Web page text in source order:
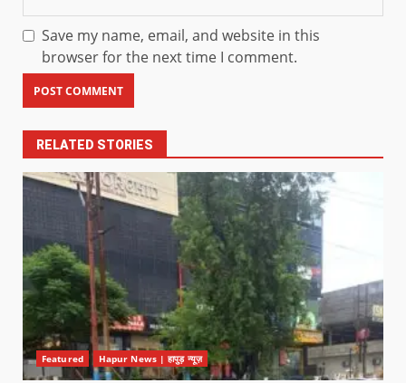
Save my name, email, and website in this
browser for the next time I comment.
RELATED STORIES
Featured Hapur News | हापुड़ न्यूज़